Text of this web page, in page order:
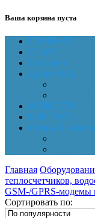
Ваша корзина пуста
ГЛАВНАЯ
О НАС
Магазин
Документы
НОВОСТИ
КОНТАКТЫ
Личный
Главная
теплосчетчиков,
GSM-/GPRS-модемы
Сортировать по: